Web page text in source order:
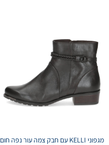
מגפוני KELLI עם חבק צמה עור נפה חום